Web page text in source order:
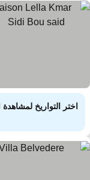
اختر التواريخ لمشاهدة